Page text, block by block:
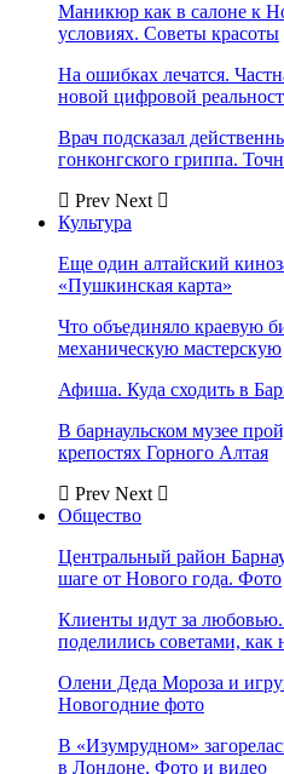
Маникюр как в салоне к
условиях. Советы красоты
На ошибках лечатся.
новой цифровой
Врач подсказал
гонконгского гриппа.
Prev Next
Культура
Еще один алтайский
«Пушкинская карта»
Что объединяло краевую
механическую мастерскую
Афиша. Куда сходить в
В барнаульском музее
крепостях Горного Алтая
Prev Next
Общество
Центральный район
шаге от Нового года. Фото
Клиенты идут за
поделились советами, как
Олени Деда Мороза и
Новогодние фото
В «Изумрудном»
в Лондоне. Фото и видео